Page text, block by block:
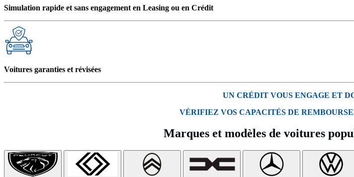
Simulation rapide et sans engagement en Leasing ou en Crédit
Voitures garanties et révisées
UN CRÉDIT VOUS ENGAGE ET
VÉRIFIEZ VOS CAPACITÉS DE
Marques et modèles de voitures